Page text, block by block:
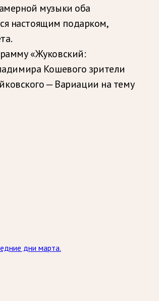
музыки оба
настоящим подарком,
«Жуковский:
Кошевого зрители
— Вариации на тему
дни марта.